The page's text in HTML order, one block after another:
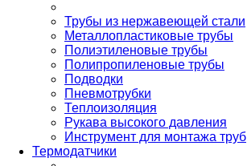
Трубы из нержавеющей стали
Металлопластиковые трубы
Полиэтиленовые трубы
Полипропиленовые трубы
Подводки
Пневмотрубки
Теплоизоляция
Рукава высокого давления
Инструмент для монтажа труб
Термодатчики